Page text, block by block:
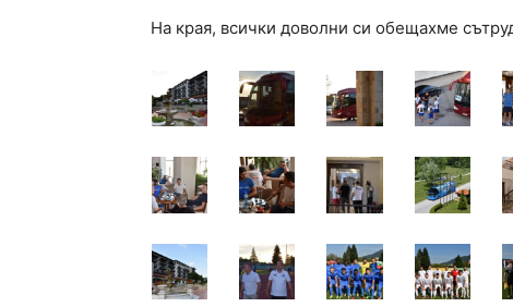
На края, всички доволни си обещахме